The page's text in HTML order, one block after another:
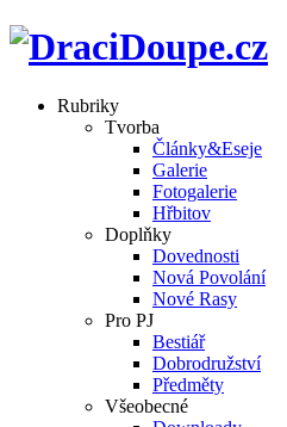
Rubriky
Tvorba
Články&Eseje
Galerie
Fotogalerie
Hřbitov
Doplňky
Dovednosti
Nová Povolání
Nové Rasy
Pro PJ
Bestiář
Dobrodružství
Předměty
Všeobecné